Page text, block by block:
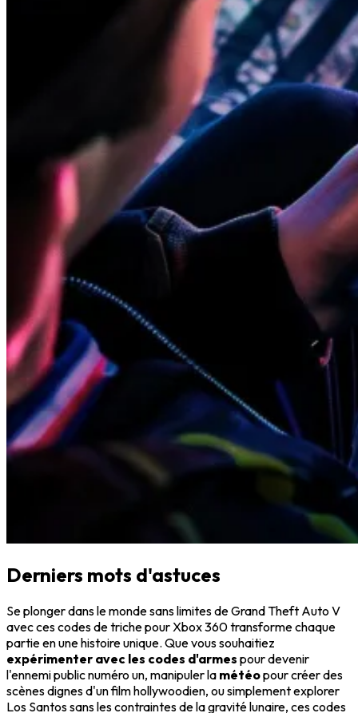
Derniers mots d'astuces
Se plonger dans le monde sans limites de Grand Theft Auto V
avec ces codes de triche pour Xbox 360 transforme chaque
partie en une histoire unique. Que vous souhaitiez
expérimenter avec les codes d'armes pour devenir
l'ennemi public numéro un, manipuler la météopour créer des
scènes dignes d'un film hollywoodien, ou simplement explorer
Los Santos sans les contraintes de la gravité lunaire, ces codes